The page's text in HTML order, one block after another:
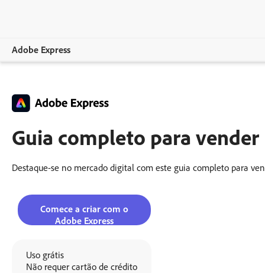
Adobe Express
Criação
Edição
Planos
Guia completo para
Destaque-se no mercado digital com este guia completo para
Comece a criar com o
Adobe Express
Uso grátis
Não requer cartão de crédito